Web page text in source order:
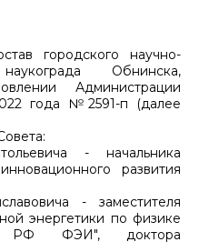
городского научно-
Обнинска,
Администрации
года №2591-п (далее
- начальника
развития
- заместителя
энергетики по физике
РФ ФЭИ", доктора